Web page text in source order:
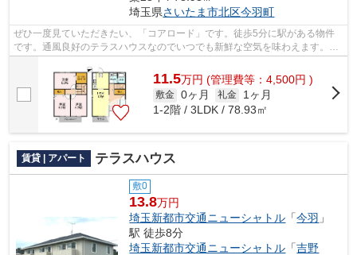
埼玉県さいたま市北区今羽町
ぜひ一度見ていただきたい、「コアロード」です。徒歩5分に駅がある物件
です。通風良好のテラスハウスなのでいつでも新鮮な空気を味わえます。テ
ラスハウスの物件なので、階下の住人へ...
11.5万円 (管理費等：4,500円 )
敷金 0ヶ月 礼金
1ヶ月
1-2階 / 3LDK / 78.93㎡
賃貸 | アパート テラスハウス
敷0
13.8万円
埼玉新都市交通ニューシャトル 「今羽 」
駅 徒歩8分
埼玉新都市交通ニューシャトル 「吉野